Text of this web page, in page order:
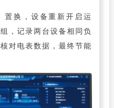
置换，设备重新开启运
，记录两台设备相同负
对电表数据，最终节能